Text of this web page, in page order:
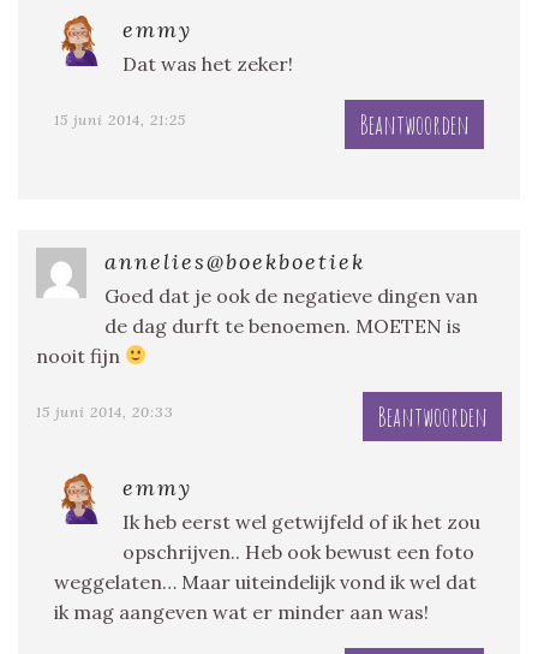
emmy
Dat was het zeker!
15 juni 2014, 21:25 Beantwoorden
annelies@boekboetiek
Goed dat je ook de negatieve dingen van
de dag durft te benoemen. MOETEN is
nooit fijn
15 juni 2014, 20:33 Beantwoorden
emmy
Ik heb eerst wel getwijfeld of ik het zou
opschrijven.. Heb ook bewust een foto
weggelaten… Maar uiteindelijk vond ik wel dat
ik mag aangeven wat er minder aan was!